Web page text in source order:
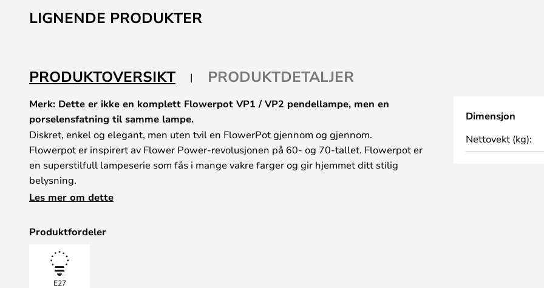
begynnelsen
LIGNENDE PRODUKTER
PRODUKTOVERSIKT PRODUKTDETALJER
Merk: Dette er ikke en komplett Flowerpot VP1 / VP2 pendellampe, men en
porselensfatning til samme lampe.
Diskret, enkel og elegant, men uten tvil en FlowerPot gjennom og gjennom.
Flowerpot er inspirert av Flower Power-revolusjonen på 60- og 70-tallet. Flowerpot er
en superstilfull lampeserie som fås i mange vakre farger og gir hjemmet ditt stilig
belysning.
Med sine to motstående sirkler har Flowerpot-serien for lengst bevist sine varige
hjemme i vår tid som i de lykkelige 60-årene. Jeg vil si at de er enda mer populære i
hjem. Diameteren på den øvre kulen er nøyaktig dobbelt så stor som diameteren på
den nedre kulen, noe som gjør den perfekt balansert.
Les mer om dette
Produktfordeler
E27
Dimensjon
Nettovekt (kg):